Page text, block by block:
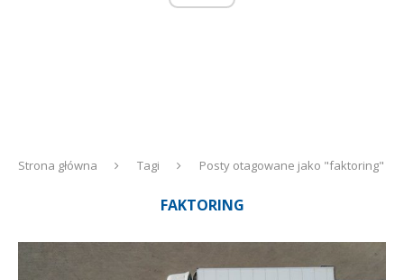
Strona główna Tagi Posty otagowane jako "faktoring"
FAKTORING